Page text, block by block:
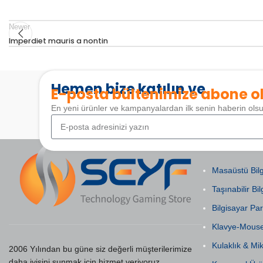
Newer
Imperdiet mauris a nontin
Hemen bize katılın ve
E-posta bültenimize abone
En yeni ürünler ve kampanyalardan ilk senin haberin
2006 Yılından bu güne siz değerli müşterilerimize
Masaüstü
Taşınabilir
Bilgisayar
Klavye-
Kulaklık &